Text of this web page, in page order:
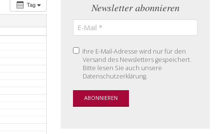
Tag Newsletter abonnieren
Ihre E-Mail-Adresse wird nur für den
Versand des Newsletters gespeichert.
Bitte lesen Sie auch unsere
Datenschutzerklärung.